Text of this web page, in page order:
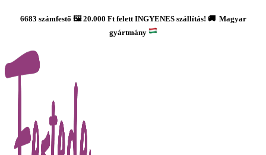
6683 számfestő 🖼️ 20.000 Ft felett INGYENES szállítás! 🚚 Magyar
gyártmány